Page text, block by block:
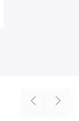
Previous Next